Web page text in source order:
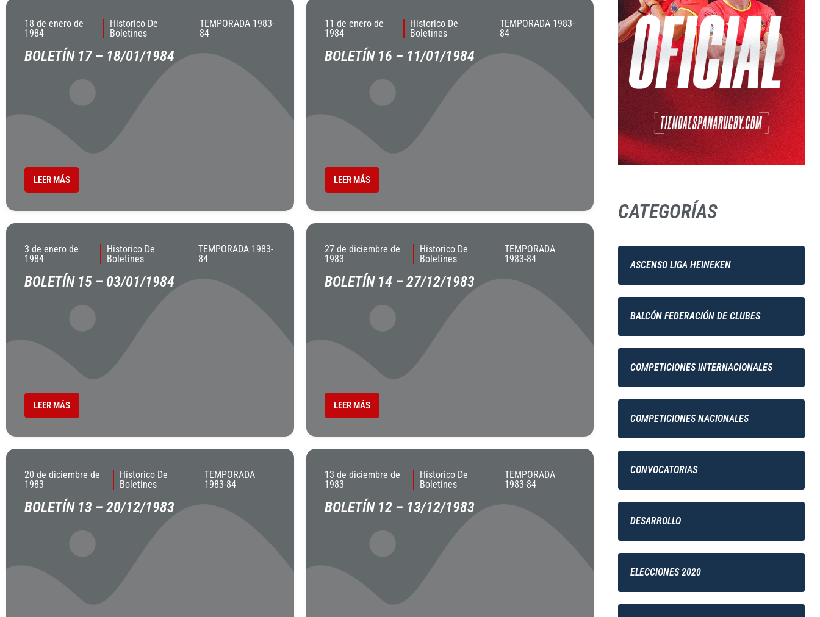
18 de enero de
1984
Historico De
Boletines
TEMPORADA 1983-
84
BOLETÍN 17 – 18/01/1984
LEER MÁS
11 de enero de
1984
Historico De
Boletines
TEMPORADA 1983-
84
BOLETÍN 16 – 11/01/1984
LEER MÁS
3 de enero de
1984
Historico De
Boletines
TEMPORADA 1983-
84
BOLETÍN 15 – 03/01/1984
LEER MÁS
27 de diciembre de
1983
Historico De
Boletines
TEMPORADA
1983-84
BOLETÍN 14 – 27/12/1983
LEER MÁS
20 de diciembre de
1983
Historico De
Boletines
TEMPORADA
1983-84
BOLETÍN 13 – 20/12/1983
13 de diciembre de
1983
Historico De
Boletines
TEMPORADA
1983-84
BOLETÍN 12 – 13/12/1983
CATEGORÍAS
ASCENSO LIGA HEINEKEN
BALCÓN FEDERACIÓN DE CLUBES
COMPETICIONES INTERNACIONALES
COMPETICIONES NACIONALES
CONVOCATORIAS
DESARROLLO
ELECCIONES 2020